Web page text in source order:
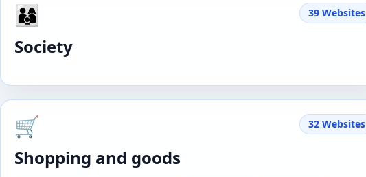
👨‍👩‍👦
Society
39 Websites
🛒
Shopping and goods
32 Websites